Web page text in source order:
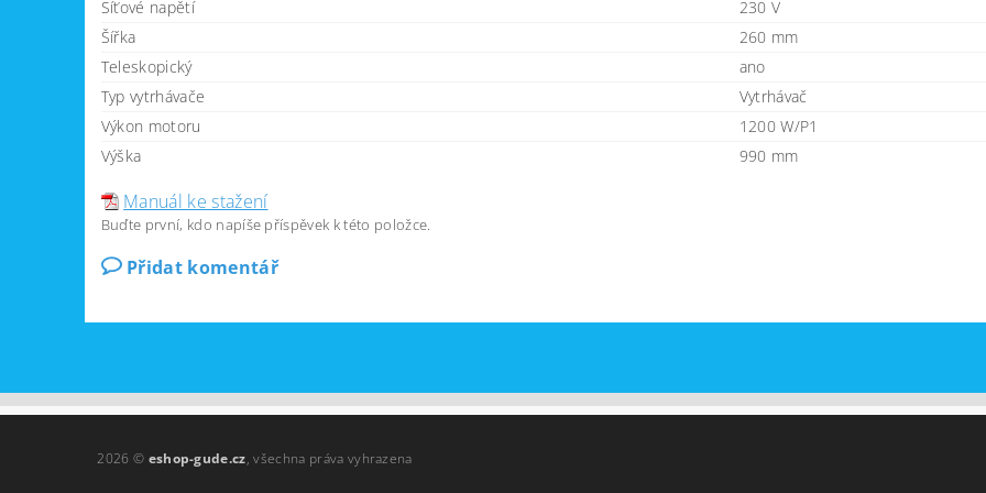
Síťové napětí
230 V
Šířka
260 mm
Teleskopický
ano
Typ vytrhávače
Vytrhávač
Výkon motoru
1200 W/P1
Výška
990 mm
Manuál ke stažení
Buďte první, kdo napíše příspěvek k této položce.
Přidat komentář
2026 © eshop-gude.cz, všechna práva vyhrazena